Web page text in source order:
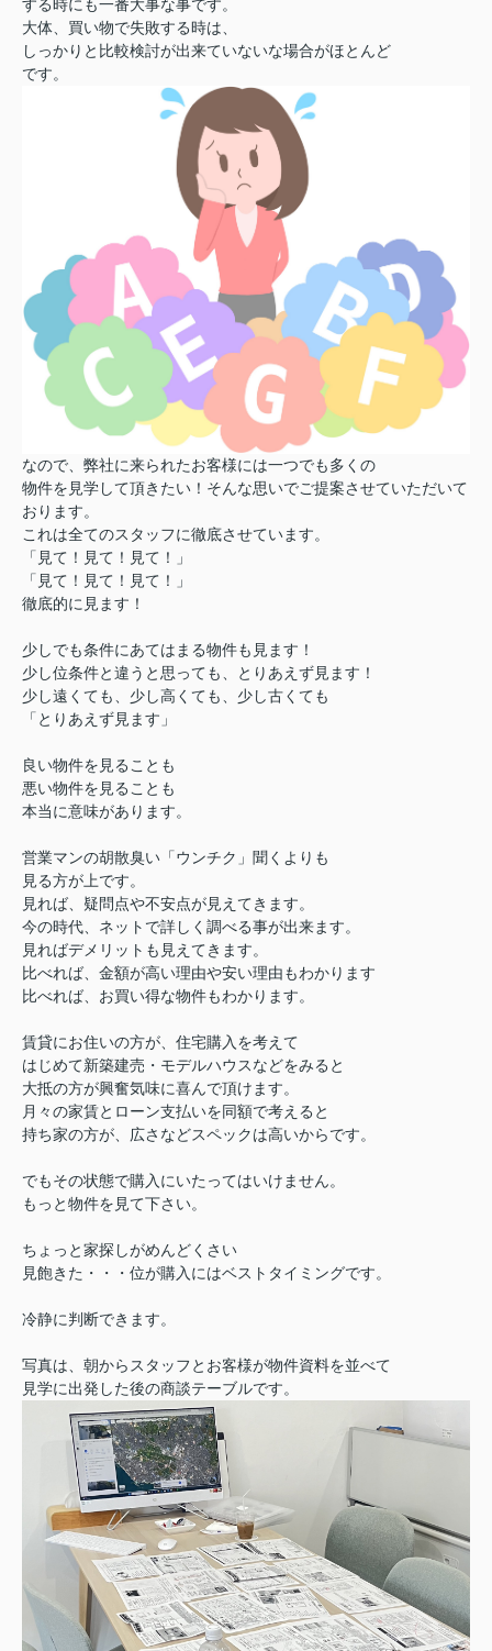
する時にも一番大事な事です。
大体、買い物で失敗する時は、
しっかりと比較検討が出来ていないな場合がほとんど
です。
なので、弊社に来られたお客様には一つでも多くの
物件を見学して頂きたい！そんな思いでご提案させていただいて
おります。
これは全てのスタッフに徹底させています。
「見て！見て！見て！」
「見て！見て！見て！」
徹底的に見ます！
少しでも条件にあてはまる物件も見ます！
少し位条件と違うと思っても、とりあえず見ます！
少し遠くても、少し高くても、少し古くても
「とりあえず見ます」
良い物件を見ることも
悪い物件を見ることも
本当に意味があります。
営業マンの胡散臭い「ウンチク」聞くよりも
見る方が上です。
見れば、疑問点や不安点が見えてきます。
今の時代、ネットで詳しく調べる事が出来ます。
見ればデメリットも見えてきます。
比べれば、金額が高い理由や安い理由もわかります
比べれば、お買い得な物件もわかります。
賃貸にお住いの方が、住宅購入を考えて
はじめて新築建売・モデルハウスなどをみると
大抵の方が興奮気味に喜んで頂けます。
月々の家賃とローン支払いを同額で考えると
持ち家の方が、広さなどスペックは高いからです。
でもその状態で購入にいたってはいけません。
もっと物件を見て下さい。
ちょっと家探しがめんどくさい
見飽きた・・・位が購入にはベストタイミングです。
冷静に判断できます。
写真は、朝からスタッフとお客様が物件資料を並べて
見学に出発した後の商談テーブルです。